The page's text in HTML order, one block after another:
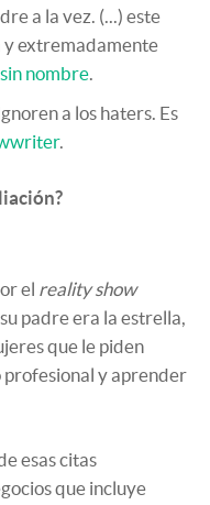
a la vez. (...) este
y extremadamente
nombre.
a los haters. Es
.
el reality show
padre era la estrella,
que le piden
y aprender
esas citas
que incluye